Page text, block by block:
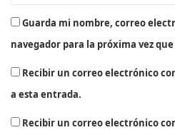
Guarda mi nombre, correo
navegador para la próxima vez
Recibir un correo electrónico
a esta entrada.
Recibir un correo electrónico